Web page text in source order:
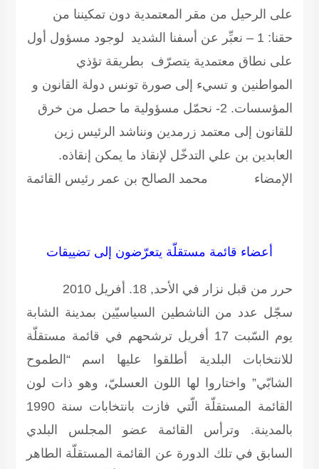
على الرحيل من مقر المعتمدية دون تمكيننا من
حقنا: 1 – نعبِّر عن أسفنا الشديد لوجود مسؤول أول
على نطاق معتمدية يتصرّف بطريقة تؤذي
المواطنين و تسيء إلى صورة تونس دولة القانون و
المؤسسات. 2- نحمّل مسؤولية ما حصل من خرق
للقانون إلى معتمد زرمدين ونناشد الرئيس زين
العابدين بن علي التدخّل لإنقاذ ما يمكن إنقاذه.
الإمضاء محمد الصالح بن عمر رئيس القائمة
أعضاء قائمة مستقلّة يتعرّضون إلى تضييقات
حرر من قبل نزار في الأحد, 18. أفريل 2010
سجّل عدد من الناشطين السياسيّين بمدينة الشابة
يوم السّبت 17 أفريل ترشحهم في قائمة مستقلّة
للانتخابات البلدية أطلقوا عليها اسم “الطموح
الشابّي” واختاروا لها اللون العسليّ، وهو ذات لون
القائمة المستقلّة الّتي فازت بانتخابات سنة 1990
بالمدينة. وترأس القائمة عضو المجلس البلدي
السابق في تلك الدورة عن القائمة المستقلّة الطاهر